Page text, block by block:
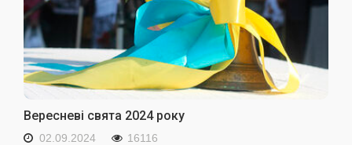
Вересневі свята 2024 року
02.09.2024 16116